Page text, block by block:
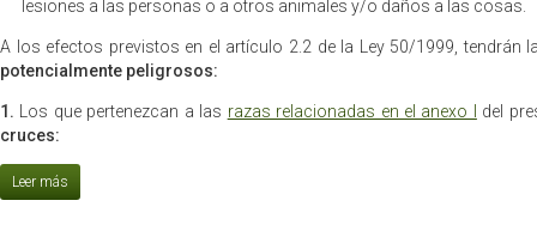
lesiones a las personas o a otros animales y/o daños a las cosas.
A los efectos previstos en el artículo 2.2 de la Ley 50/1999, tendrán
potencialmente peligrosos:
1. Los que pertenezcan a las razas relacionadas en el anexo I
del
cruces: